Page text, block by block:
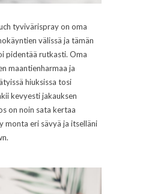
tyvivärispray on oma
välissä ja tämän
pidentää rutkasti. Oma
maantienharmaa ja
hiuksissa tosi
kevyesti jakauksen
on noin sata kertaa
monta eri sävyä ja itselläni